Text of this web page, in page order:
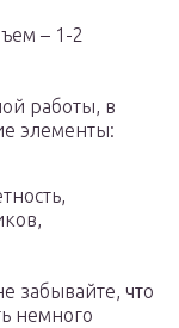
– 1-2
работы, в
элементы:
забывайте, что
немного